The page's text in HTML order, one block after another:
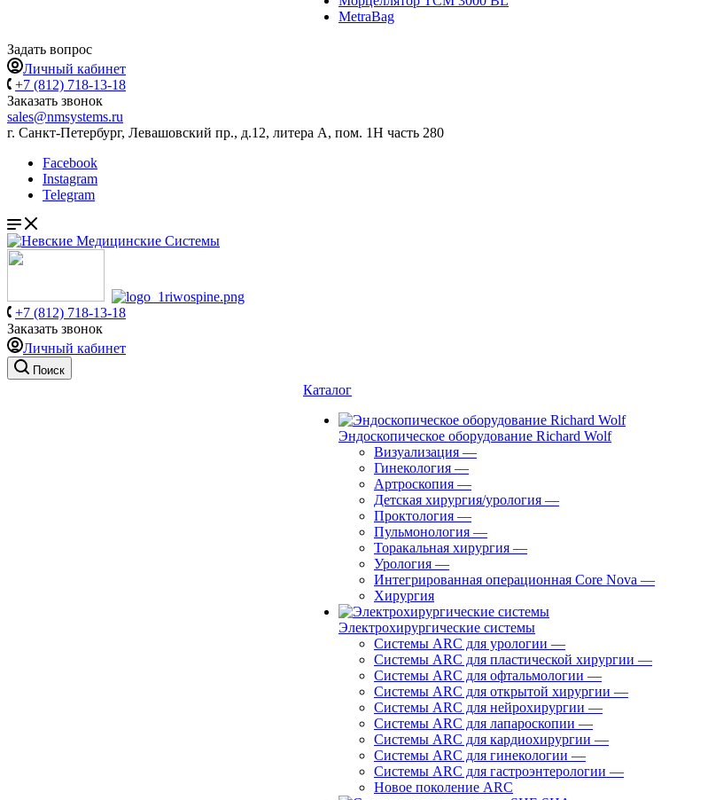
MetraBag
Задать вопрос
Личный кабинет
+7 (812) 718-13-18
Заказать звонок
sales@nmsystems.ru
г. Санкт-Петербург, Левашовский пр., д.12, литера А, пом. 1Н часть 280
Facebook
Instagram
Telegram
+7 (812) 718-13-18
Заказать звонок
Личный кабинет
Поиск
Каталог
Эндоскопическое оборудование Richard Wolf
Визуализация —
Гинекология —
Артроскопия —
Детская хирургия/урология —
Проктология —
Пульмонология —
Торакальная хирургия —
Урология —
Интегрированная операционная Core Nova —
Хирургия
Электрохирургические системы
Системы ARC для урологии —
Системы ARC для пластической хирургии —
Системы ARC для офтальмологии —
Системы ARC для открытой хирургии —
Системы ARC для нейрохирургии —
Системы ARC для лапароскопии —
Системы ARC для кардиохирургии —
Системы ARC для гинекологии —
Системы ARC для гастроэнтерологии —
Новое поколение ARC